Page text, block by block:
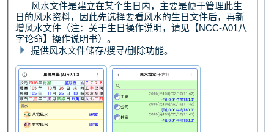
风水文件是建立在某个生日内，主要是便于管理此生
日的风水资料，因此先选择要看风水的生日文件后，再新
增风水文件（注：关于生日操作说明，请见【NCC-A01八
字论命】操作说明书）。
提供风水文件储存/搜寻/删除功能。